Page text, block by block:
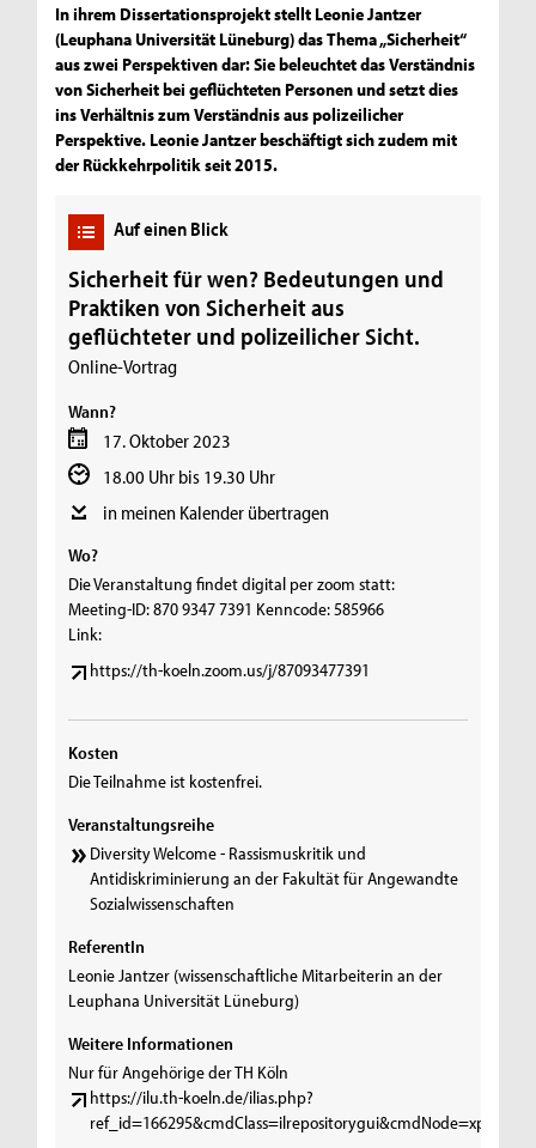
In ihrem Dissertationsprojekt stellt Leonie Jantzer
(Leuphana Universität Lüneburg) das Thema „Sicherheit“
aus zwei Perspektiven dar: Sie beleuchtet das Verständnis
von Sicherheit bei geflüchteten Personen und setzt dies
ins Verhältnis zum Verständnis aus polizeilicher
Perspektive. Leonie Jantzer beschäftigt sich zudem mit
der Rückkehrpolitik seit 2015.
Auf einen Blick
Sicherheit für wen? Bedeutungen und
Praktiken von Sicherheit aus
geflüchteter und polizeilicher Sicht.
Online-Vortrag
Wann?
17. Oktober 2023
18.00 Uhr bis 19.30 Uhr
in meinen Kalender übertragen
Wo?
Die Veranstaltung findet digital per zoom statt:
Meeting-ID: 870 9347 7391 Kenncode: 585966
Link:
https://th-koeln.zoom.us/j/87093477391
Kosten
Die Teilnahme ist kostenfrei.
Veranstaltungsreihe
Diversity Welcome - Rassismuskritik und
Antidiskriminierung an der Fakultät für Angewandte
Sozialwissenschaften
ReferentIn
Leonie Jantzer (wissenschaftliche Mitarbeiterin an der
Leuphana Universität Lüneburg)
Weitere Informationen
Nur für Angehörige der TH Köln
https://ilu.th-koeln.de/ilias.php?